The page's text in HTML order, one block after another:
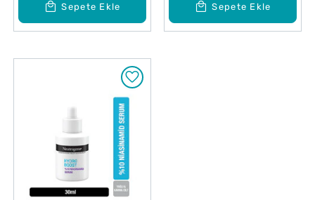
Sepete Ekle Sepete Ekle